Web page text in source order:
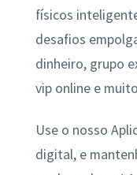
físicos
desafios
dinheiro, grupo
vip online e
Use o nosso
digital, e